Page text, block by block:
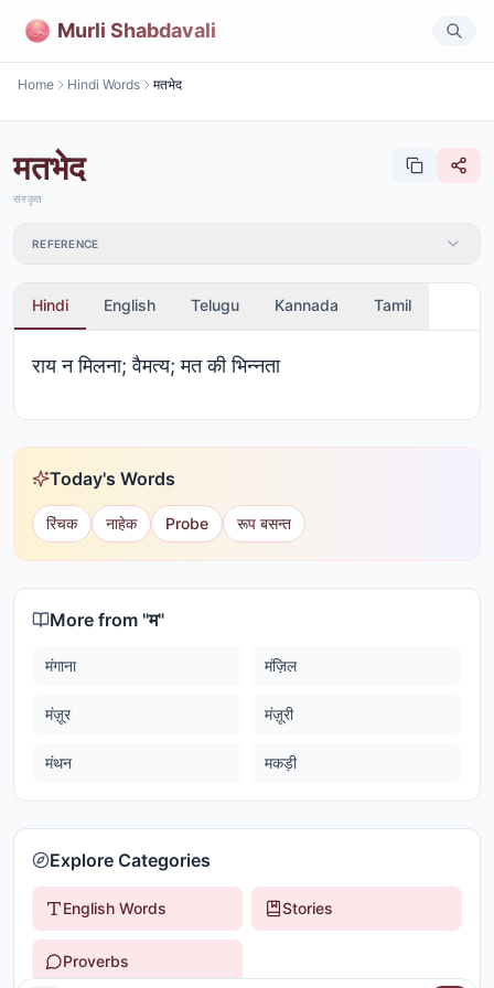
Murli Shabdavali
Home Hindi Words मतभेद
मतभेद
संस्कृत
REFERENCE
Hindi English Telugu Kannada Tamil
राय न मिलना; वैमत्य; मत की भिन्नता
Today's Words
रिंचक नाहेक Probe रूप बसन्त
More from "म"
मंगाना मंज़िल
मंज़ूर मंज़ूरी
मंथन मकड़ी
Explore Categories
English Words Stories
Proverbs